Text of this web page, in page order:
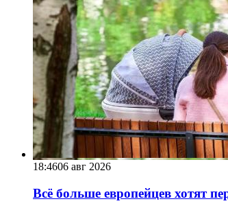
18:4606 авг 2026
Всё больше европейцев хотят